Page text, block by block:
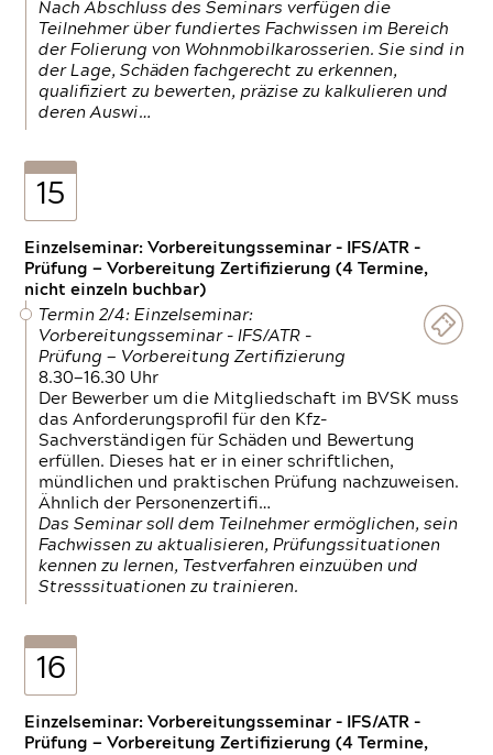
Nach Abschluss des Seminars verfügen die
Teilnehmer über fundiertes Fachwissen im Bereich
der Folierung von Wohnmobilkarosserien. Sie sind in
der Lage, Schäden fachgerecht zu erkennen,
qualifiziert zu bewerten, präzise zu kalkulieren und
deren Auswi…
15
Einzelseminar: Vorbereitungsseminar - IFS/ATR -
Prüfung — Vorbereitung Zertifizierung (4 Termine,
nicht einzeln buchbar)
Termin 2/4: Einzelseminar:
Vorbereitungsseminar - IFS/ATR -
Prüfung — Vorbereitung Zertifizierung
8.30—16.30 Uhr
Der Bewerber um die Mitgliedschaft im BVSK muss
das Anforderungsprofil für den Kfz-
Sachverständigen für Schäden und Bewertung
erfüllen. Dieses hat er in einer schriftlichen,
mündlichen und praktischen Prüfung nachzuweisen.
Ähnlich der Personenzertifi…
Das Seminar soll dem Teilnehmer ermöglichen, sein
Fachwissen zu aktualisieren, Prüfungssituationen
kennen zu lernen, Testverfahren einzuüben und
Stresssituationen zu trainieren.
16
Einzelseminar: Vorbereitungsseminar - IFS/ATR -
Prüfung — Vorbereitung Zertifizierung (4 Termine,